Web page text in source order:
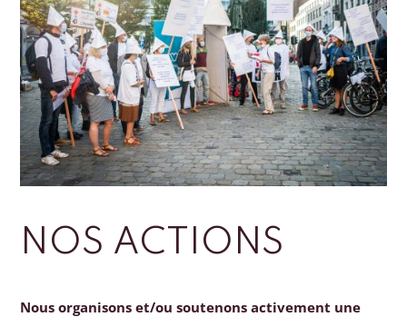
NOS ACTIONS
Nous organisons et/ou soutenons activement une